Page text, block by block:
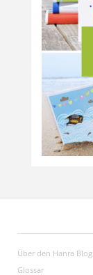
Über den Hanra Blog
Glossar